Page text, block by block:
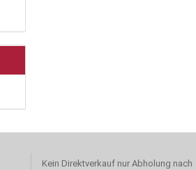
Kein Direktverkauf nur Abholung nach